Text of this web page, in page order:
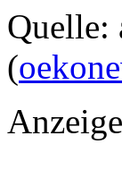
Quelle:
(